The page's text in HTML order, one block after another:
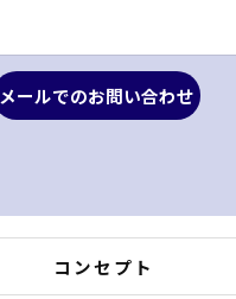
メールでのお問い合わせ
コンセプト